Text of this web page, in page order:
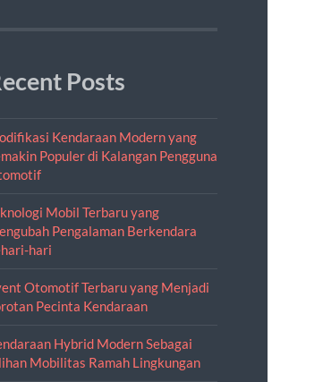
Posts
Kendaraan Modern yang
Populer di Kalangan Pengguna
Mobil Terbaru yang
Pengalaman Berkendara
hari
Otomotif Terbaru yang Menjadi
Pecinta Kendaraan
Hybrid Modern Sebagai
Mobilitas Ramah Lingkungan